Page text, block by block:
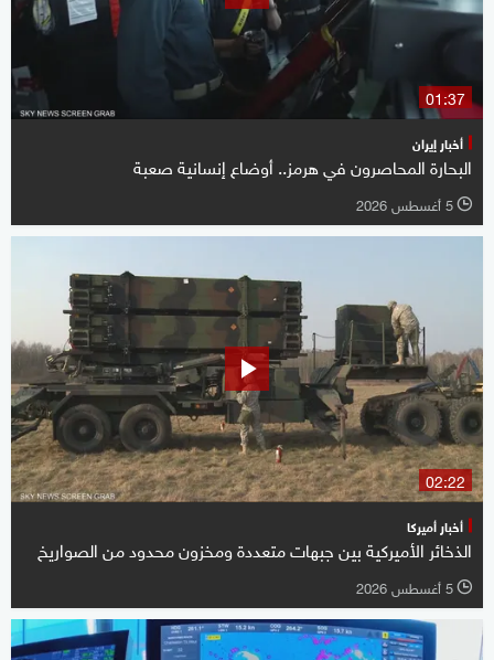
01:37
أخبار إيران
البحارة المحاصرون في هرمز.. أوضاع إنسانية صعبة
l 5 أغسطس 2026
02:22
أخبار أميركا
الذخائر الأميركية بين جبهات متعددة ومخزون محدود من الصواريخ
l 5 أغسطس 2026